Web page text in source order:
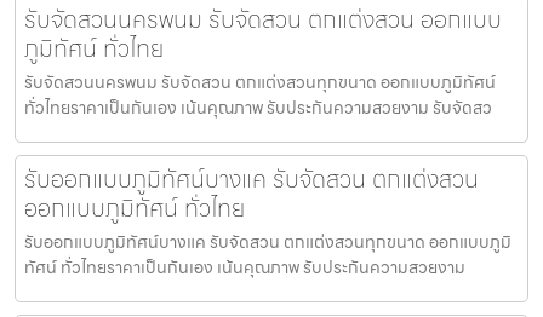
รับจัดสวนนครพนม รับจัดสวน ตกแต่งสวน ออกแบบ
ภูมิทัศน์ ทั่วไทย
รับจัดสวนนครพนม รับจัดสวน ตกแต่งสวนทุกขนาด ออกแบบภูมิทัศน์
ทั่วไทยราคาเป็นกันเอง เน้นคุณภาพ รับประกันความสวยงาม รับจัดสว
รับออกแบบภูมิทัศน์บางแค รับจัดสวน ตกแต่งสวน
ออกแบบภูมิทัศน์ ทั่วไทย
รับออกแบบภูมิทัศน์บางแค รับจัดสวน ตกแต่งสวนทุกขนาด ออกแบบภูมิ
ทัศน์ ทั่วไทยราคาเป็นกันเอง เน้นคุณภาพ รับประกันความสวยงาม